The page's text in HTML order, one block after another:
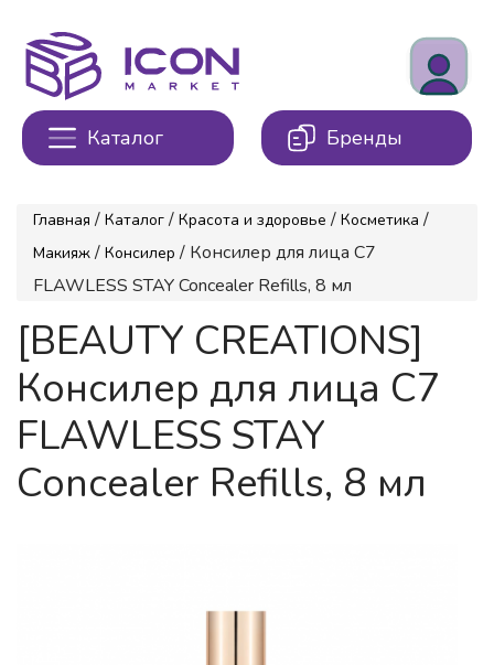
Каталог Бренды
Главная / Каталог / Красота и здоровье / Косметика /
Макияж / Консилер / Консилер для лица С7
FLAWLESS STAY Concealer Refills, 8 мл
[BEAUTY CREATIONS]
Консилер для лица С7
FLAWLESS STAY
Concealer Refills, 8 мл